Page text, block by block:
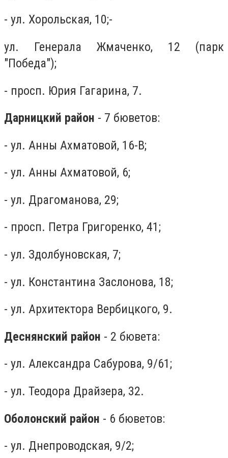
- ул. Хорольская, 10;-
ул. Генерала Жмаченко, 12 (парк
″Победа″);
- просп. Юрия Гагарина, 7.
Дарницкий район - 7 бюветов:
- ул. Анны Ахматовой, 16-В;
- ул. Анны Ахматовой, 6;
- ул. Драгоманова, 29;
- просп. Петра Григоренко, 41;
- ул. Здолбуновская, 7;
- ул. Константина Заслонова, 18;
- ул. Архитектора Вербицкого, 9.
Деснянский район - 2 бювета:
- ул. Александра Сабурова, 9/61;
- ул. Теодора Драйзера, 32.
Оболонский район - 6 бюветов:
- ул. Днепроводская, 9/2;